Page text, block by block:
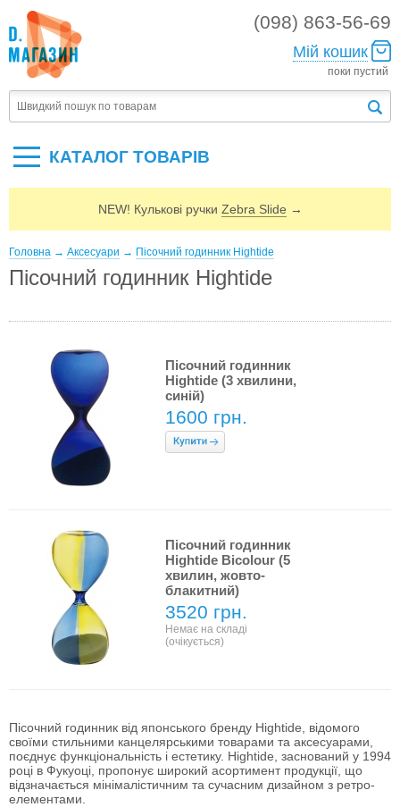
(098) 863-56-69
Мій кошик
поки пустий
КАТАЛОГ ТОВАРIВ
NEW! Кулькові ручки Zebra Slide →
Головна → Аксесуари → Пісочний годинник Hightide
Пісочний годинник Hightide
Пісочний годинник
Hightide (3 хвилини,
синій)
1600 грн.
Пісочний годинник
Hightide Bicolour (5
хвилин, жовто-
блакитний)
3520 грн.
Немає на складі
(очікується)
Пісочний годинник від японського бренду Hightide, відомого
своїми стильними канцелярськими товарами та аксесуарами,
поєднує функціональність і естетику. Hightide, заснований у 1994
році в Фукуоці, пропонує широкий асортимент продукції, що
відзначається мінімалістичним та сучасним дизайном з ретро-
елементами.